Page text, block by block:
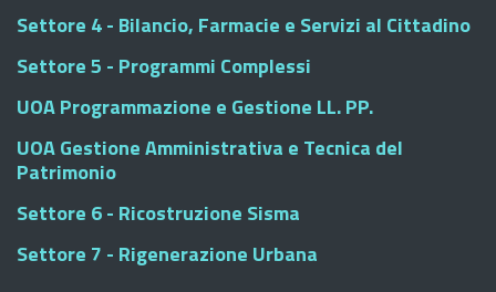
Settore 4 - Bilancio, Farmacie e Servizi al Cittadino
Settore 5 - Programmi Complessi
UOA Programmazione e Gestione LL. PP.
UOA Gestione Amministrativa e Tecnica del
Patrimonio
Settore 6 - Ricostruzione Sisma
Settore 7 - Rigenerazione Urbana